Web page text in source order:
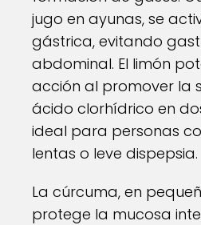
jugo en ayunas, se
gástrica, evitando
abdominal. El limón
acción al promover la
ácido clorhídrico en
ideal para personas
lentas o leve dispepsia.
La cúrcuma, en
protege la mucosa